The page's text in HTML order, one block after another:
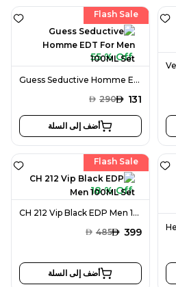
Flash Sale
55 % Off
Guess Seductive Homme EDT For Men 100ML Set
AED 131
AED 290
أضف إلى السلة
Flash Sale
18 % Off
CH 212 Vip Black EDP Men 100ML Set
AED 399
AED 485
أضف إلى السلة